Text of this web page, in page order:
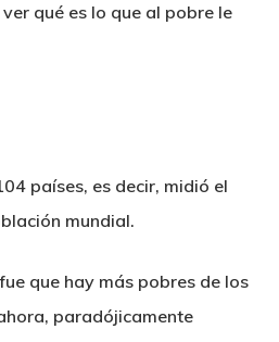
qué es lo que al pobre le
países, es decir, midió el
mundial.
que hay más pobres de los
paradójicamente